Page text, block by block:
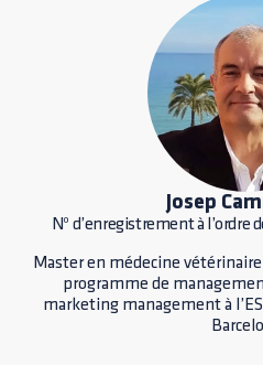
Josep
Nº d’enregistrement à l’ordre
Master en médecine
programme de
marketing management à